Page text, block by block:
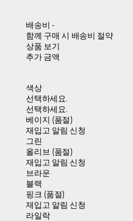
배송비 -
함께 구매 시 배송비 절약
상품 보기
추가 금액
색상
선택하세요.
선택하세요.
베이지 (품절)
재입고 알림 신청
그린
올리브 (품절)
재입고 알림 신청
브라운
블랙
핑크 (품절)
재입고 알림 신청
라일락